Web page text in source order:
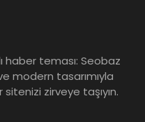
haber teması: Seobaz
modern tasarımıyla
zirveye taşıyın.